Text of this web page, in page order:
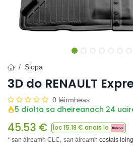
Siopa
3D do RENAULT
0 léirmheas
5 díolta sa dheireanach 24
45.53 € Íoc15.18 € anois le
* san áireamh CLC, san áireamh costais